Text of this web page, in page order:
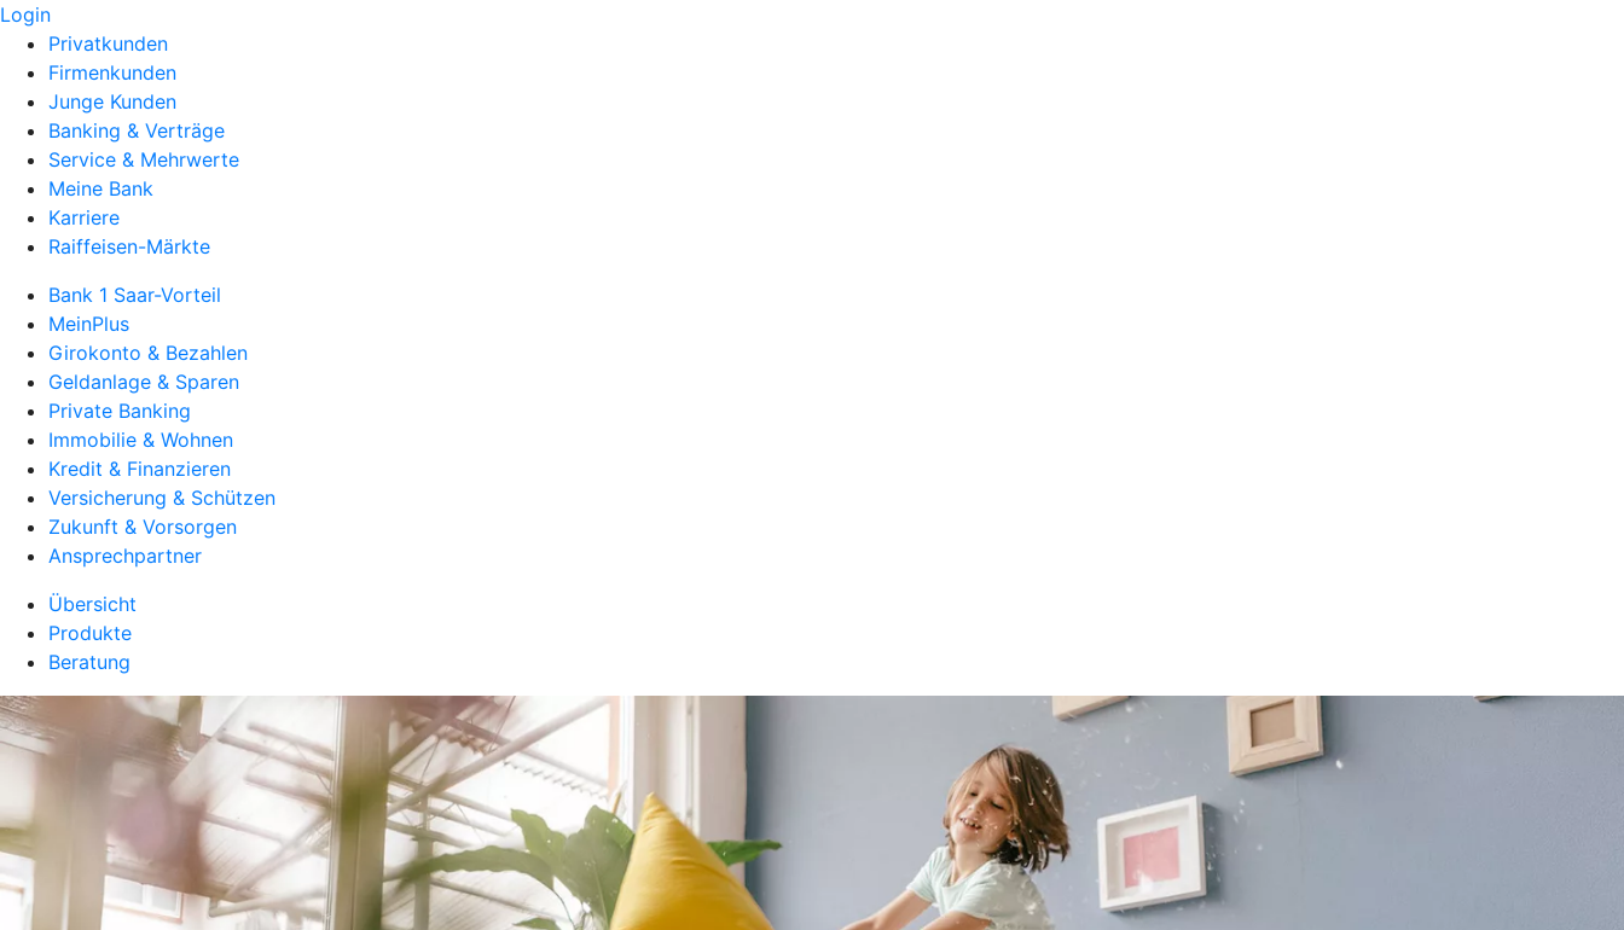
Login
Privatkunden
Firmenkunden
Junge Kunden
Banking & Verträge
Service & Mehrwerte
Meine Bank
Karriere
Raiffeisen-Märkte
Bank 1 Saar-Vorteil
MeinPlus
Girokonto & Bezahlen
Geldanlage & Sparen
Private Banking
Immobilie & Wohnen
Kredit & Finanzieren
Versicherung & Schützen
Zukunft & Vorsorgen
Ansprechpartner
Übersicht
Produkte
Beratung